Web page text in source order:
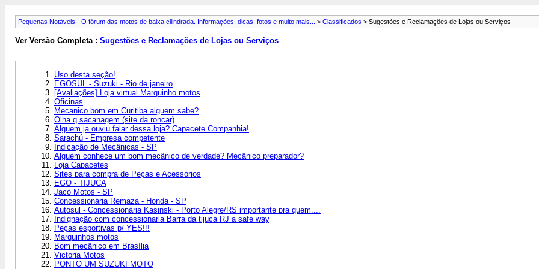
Pequenas Notáveis - O fórum das motos de baixa cilindrada. Informações, dicas, fotos e muito mais... > Classificados > Sugestões e Reclamações de Lojas ou Serviços
Ver Versão Completa : Sugestões e Reclamações de Lojas ou Serviços
Uso desta seção!
EGOSUL - Suzuki - Rio de janeiro
[Avaliações] Loja virtual Marquinho motos
Oficinas
Mecanico bom em Curitiba alguem sabe?
Olha q sacanagem (site da roncar)
Alguem ja ouviu falar dessa loja? Capacete Companhia!
Sarachú - Empresa competente
Indicação de Mecânicas - SP
Alguém conhece um bom mecânico de verdade? Mecânico preparador?
Loja Capacetes
Sites para compra de Peças e Acessórios
EGO - TIJUCA
Jacó Motos - SP
Concessionária Remaza - Honda - SP
Autosul - Concessionária Kasinski - Porto Alegre/RS importante pra quem....
Indignação com concessionaria Barra da tijuca RJ a safe way
Peças esportivas p/ YES!!!
Marquinhos motos
Bom mecânico em Brasília
Victoria Motos
PONTO UM SUZUKI MOTO